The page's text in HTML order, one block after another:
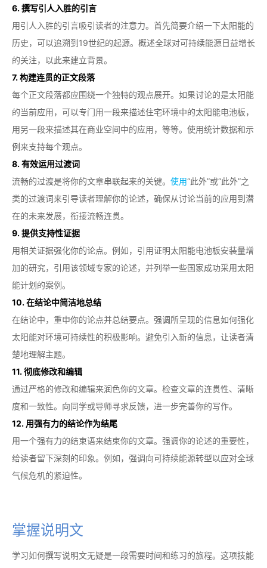
6. 撰写引人入胜的引言
用引人入胜的引言吸引读者的注意力。首先简要介绍一下太阳能的
历史，可以追溯到19世纪的起源。概述全球对可持续能源日益增长
的关注，以此来建立背景。
7. 构建连贯的正文段落
每个正文段落都应围绕一个独特的观点展开。如果讨论的是太阳能
的当前应用，可以专门用一段来描述住宅环境中的太阳能电池板，
用另一段来描述其在商业空间中的应用，等等。使用统计数据和示
例来支持每个观点。
8. 有效运用过渡词
流畅的过渡是将你的文章串联起来的关键。 使用“此外”或“此外”之
类的过渡词来引导读者理解你的论述，确保从讨论当前的应用到潜
在的未来发展，衔接流畅连贯。
9. 提供支持性证据
用相关证据强化你的论点。例如，引用证明太阳能电池板安装量增
加的研究，引用该领域专家的论述，并列举一些国家成功采用太阳
能计划的案例。
10. 在结论中简洁地总结
在结论中，重申你的论点并总结要点。强调所呈现的信息如何强化
太阳能对环境可持续性的积极影响。避免引入新的信息，让读者清
楚地理解主题。
11. 彻底修改和编辑
通过严格的修改和编辑来润色你的文章。检查文章的连贯性、清晰
度和一致性。向同学或导师寻求反馈，进一步完善你的写作。
12. 用强有力的结论作为结尾
用一个强有力的结束语来结束你的文章。强调你的论述的重要性，
给读者留下深刻的印象。例如，强调向可持续能源转型以应对全球
气候危机的紧迫性。
掌握说明文
学习如何撰写说明文无疑是一段需要时间和练习的旅程。这项技能